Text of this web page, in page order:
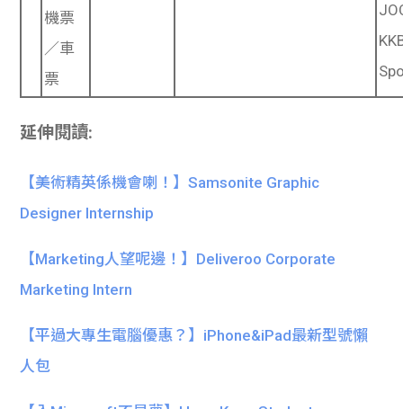
機票
／車
票
延伸閱讀:
【美術精英係機會喇！】Samsonite Graphic
Designer Internship
【Marketing人望呢邊！】Deliveroo Corporate
Marketing Intern
【平過大專生電腦優惠？】iPhone&iPad最新型號懶
人包